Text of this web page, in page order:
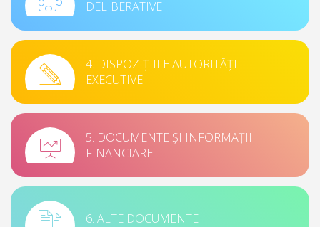
DELIBERATIVE
4. DISPOZIȚIILE AUTORITĂȚII
EXECUTIVE
5. DOCUMENTE ȘI INFORMAȚII
FINANCIARE
6. ALTE DOCUMENTE